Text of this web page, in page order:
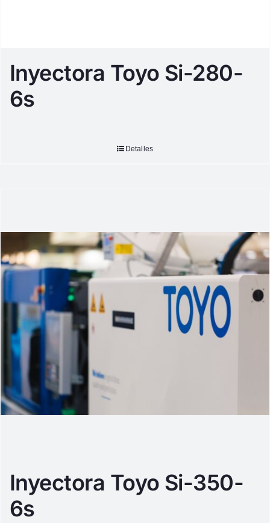
Inyectora Toyo Si-280-
6s
Detalles
Inyectora Toyo Si-350-
6s